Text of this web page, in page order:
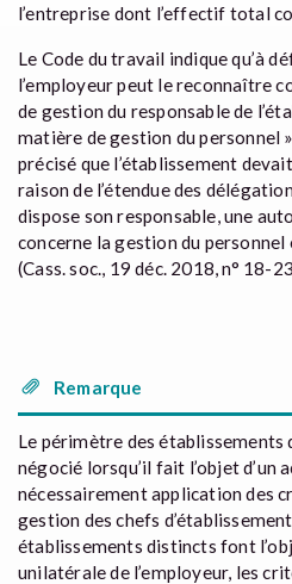
l’entreprise dont l’effectif total
Le Code du travail indique qu’à
l’employeur peut le reconnaître
de gestion du responsable de
matière de gestion du personnel
précisé que l’établissement
raison de l’étendue des
dispose son responsable, une
concerne la gestion du personnel
(Cass. soc., 19 déc. 2018, n° 18-
Remarque
Le périmètre des
négocié lorsqu’il fait l’objet d’un
nécessairement application des
gestion des chefs
établissements distincts font
unilatérale de l’employeur, les